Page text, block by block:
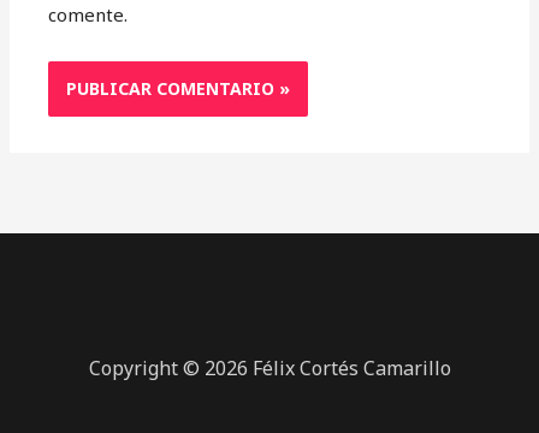
comente.
Copyright © 2026 Félix Cortés Camarillo